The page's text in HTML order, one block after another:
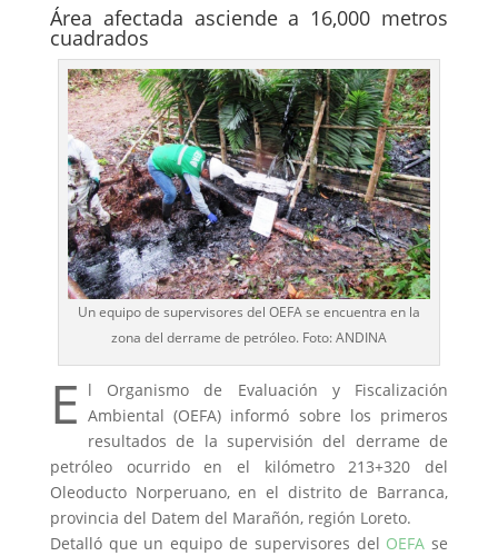
Área afectada asciende a 16,000 metros
cuadrados
Un equipo de supervisores del OEFA se encuentra en la
zona del derrame de petróleo. Foto: ANDINA
E l Organismo de Evaluación y Fiscalización
Ambiental (OEFA) informó sobre los primeros
resultados de la supervisión del derrame de
petróleo ocurrido en el kilómetro 213+320 del
Oleoducto Norperuano, en el distrito de Barranca,
provincia del Datem del Marañón, región Loreto.
Detalló que un equipo de supervisores del OEFAse